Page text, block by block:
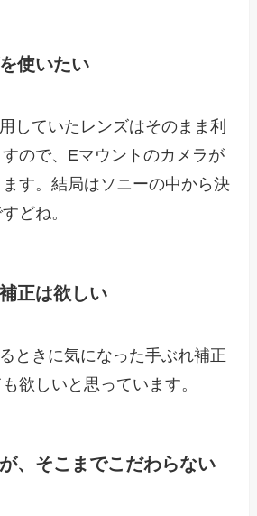
使いたい
していたレンズはそのまま利
ので、Eマウントのカメラが
す。結局はソニーの中から決
どね。
正は欲しい
ときに気になった手ぶれ補正
欲しいと思っています。
、そこまでこだわらない